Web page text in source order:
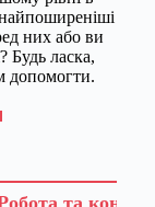
них або ви
Будь ласка,
допомогти.
та